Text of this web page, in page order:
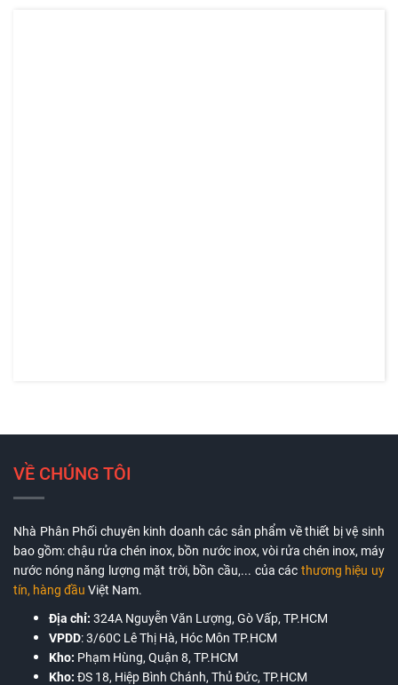
VỀ CHÚNG TÔI
Nhà Phân Phối chuyên kinh doanh các sản phẩm về thiết bị vệ sinh
bao gồm: chậu rửa chén inox, bồn nước inox, vòi rửa chén inox, máy
nước nóng năng lượng mặt trời, bồn cầu,... của các thương hiệu uy
tín, hàng đầu Việt Nam.
Địa chỉ: 324A Nguyễn Văn Lượng, Gò Vấp, TP.HCM
VPDD:3/60C Lê Thị Hà, Hóc Môn TP.HCM
Kho: Phạm Hùng, Quận 8, TP.HCM
Kho: ĐS 18, Hiệp Bình Chánh, Thủ Đức, TP.HCM